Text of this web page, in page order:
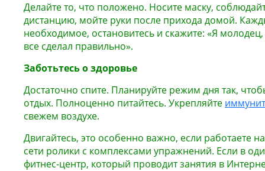
Делайте то, что положено. Носите маску,
дистанцию, мойте руки после прихода домой.
необходимое, остановитесь и скажите: «Я
все сделал правильно».
Заботьтесь о здоровье
Достаточно спите. Планируйте режим дня так,
отдых. Полноценно питайтесь. Укрепляйте
свежем воздухе.
Двигайтесь, это особенно важно, если работаете
сети ролики с комплексами упражнений. Если в
фитнес-центр, который проводит занятия в